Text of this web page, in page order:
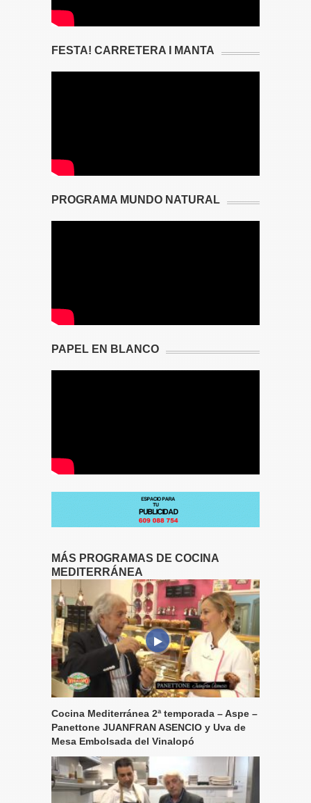
FESTA! CARRETERA I MANTA
PROGRAMA MUNDO NATURAL
PAPEL EN BLANCO
MÁS PROGRAMAS DE COCINA
MEDITERRÁNEA
Cocina Mediterránea 2ª temporada – Aspe –
Panettone JUANFRAN ASENCIO y Uva de
Mesa Embolsada del Vinalopó